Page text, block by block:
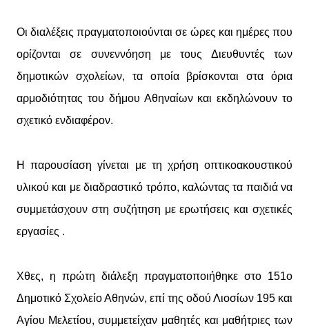
Οι διαλέξεις πραγματοποιούνται σε ώρες και ημέρες που
ορίζονται σε συνεννόηση με τους Διευθυντές των
δημοτικών σχολείων, τα οποία βρίσκονται στα όρια
αρμοδιότητας του δήμου Αθηναίων και εκδηλώνουν το
σχετικό ενδιαφέρον.
Η παρουσίαση γίνεται με τη χρήση οπτικοακουστικού
υλικού και με διαδραστικό τρόπο, καλώντας τα παιδιά να
συμμετάσχουν στη συζήτηση με ερωτήσεις και σχετικές
εργασίες .
Χθες, η πρώτη διάλεξη πραγματοποιήθηκε στο 151ο
Δημοτικό Σχολείο Αθηνών, επί της οδού Λιοσίων 195 και
Αγίου Μελετίου, συμμετείχαν μαθητές και μαθήτριες των